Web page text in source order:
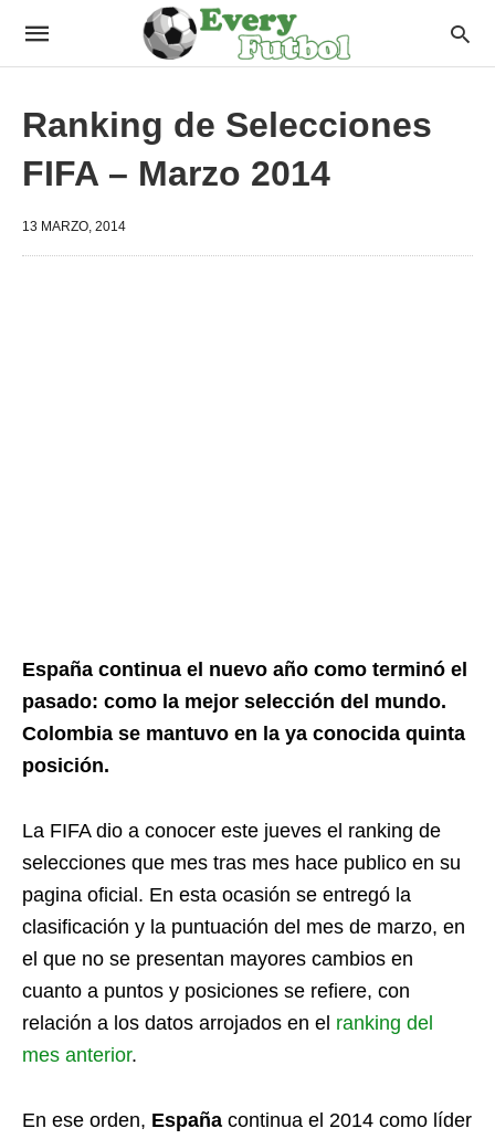
Ranking de Selecciones
FIFA – Marzo 2014
13 MARZO, 2014
España continua el nuevo año como terminó el
pasado: como la mejor selección del mundo.
Colombia se mantuvo en la ya conocida quinta
posición.
La FIFA dio a conocer este jueves el ranking de
selecciones que mes tras mes hace publico en su
pagina oficial. En esta ocasión se entregó la
clasificación y la puntuación del mes de marzo, en
el que no se presentan mayores cambios en
cuanto a puntos y posiciones se refiere, con
relación a los datos arrojados en el ranking del
mes anterior.
En ese orden, España continua el 2014 como líder